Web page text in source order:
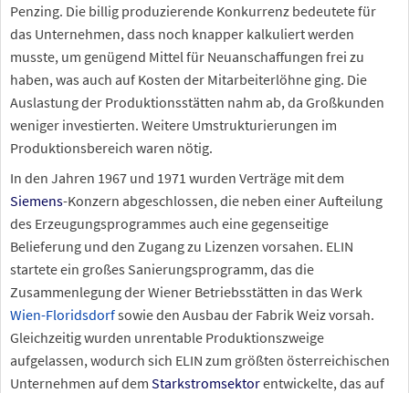
Penzing. Die billig produzierende Konkurrenz bedeutete für
das Unternehmen, dass noch knapper kalkuliert werden
musste, um genügend Mittel für Neuanschaffungen frei zu
haben, was auch auf Kosten der Mitarbeiterlöhne ging. Die
Auslastung der Produktionsstätten nahm ab, da Großkunden
weniger investierten. Weitere Umstrukturierungen im
Produktionsbereich waren nötig.
In den Jahren 1967 und 1971 wurden Verträge mit dem
Siemens-Konzern abgeschlossen, die neben einer Aufteilung
des Erzeugungsprogrammes auch eine gegenseitige
Belieferung und den Zugang zu Lizenzen vorsahen. ELIN
startete ein großes Sanierungsprogramm, das die
Zusammenlegung der Wiener Betriebsstätten in das Werk
Wien-Floridsdorfsowie den Ausbau der Fabrik Weiz vorsah.
Gleichzeitig wurden unrentable Produktionszweige
aufgelassen, wodurch sich ELIN zum größten österreichischen
Unternehmen auf dem Starkstromsektorentwickelte, das auf